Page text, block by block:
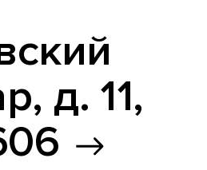
д. 11,